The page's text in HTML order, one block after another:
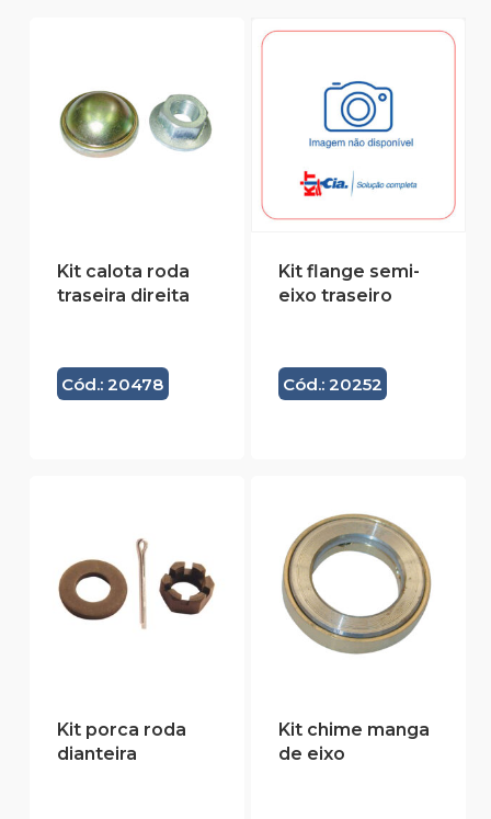
Kit calota roda
traseira direita
Cód.: 20478
Kit flange semi-
eixo traseiro
Cód.: 20252
Kit porca roda
dianteira
Kit chime manga
de eixo